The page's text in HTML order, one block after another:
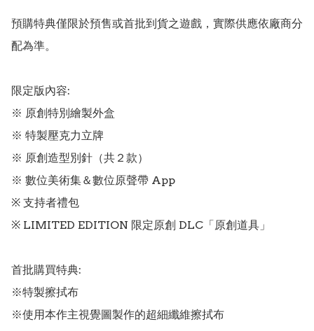
預購特典僅限於預售或首批到貨之遊戲，實際供應依廠商分
配為準。
限定版內容:
※ 原創特別繪製外盒
※ 特製壓克力立牌
※ 原創造型別針（共２款）
※ 數位美術集＆數位原聲帶 App
※ 支持者禮包
※ LIMITED EDITION 限定原創 DLC「原創道具」
首批購買特典:
※特製擦拭布
※使用本作主視覺圖製作的超細纖維擦拭布